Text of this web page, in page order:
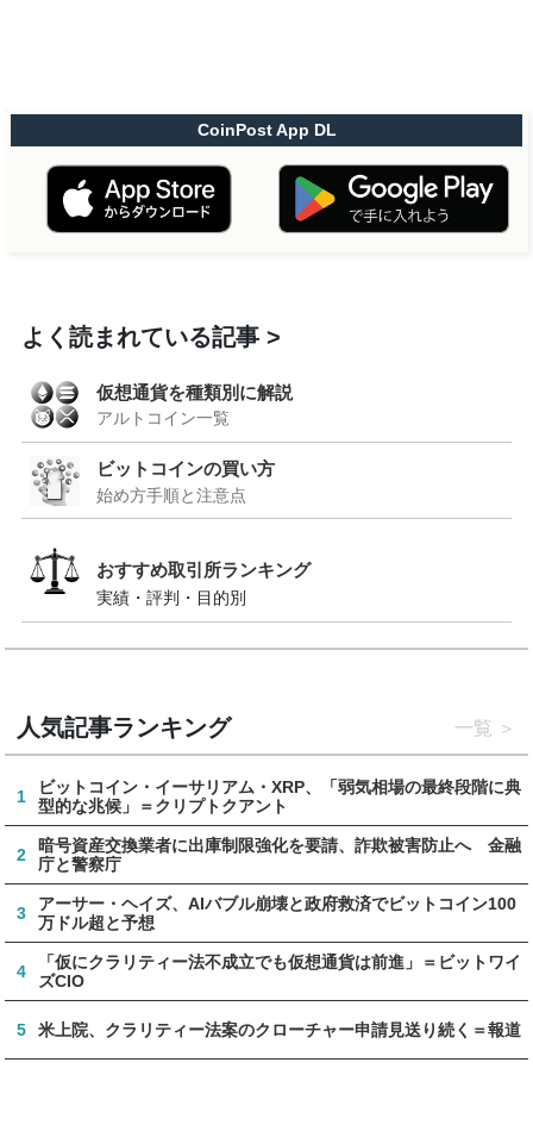
CoinPost App DL
よく読まれている記事
仮想通貨を種類別に解説
アルトコイン一覧
ビットコインの買い方
始め方手順と注意点
おすすめ取引所ランキング
実績・評判・目的別
人気記事ランキング 一覧
1
ビットコイン・イーサリアム・XRP、「弱気相場の最終段階に典
型的な兆候」＝クリプトクアント
2
暗号資産交換業者に出庫制限強化を要請、詐欺被害防止へ 金融
庁と警察庁
3
アーサー・ヘイズ、AIバブル崩壊と政府救済でビットコイン100
万ドル超と予想
4
「仮にクラリティー法不成立でも仮想通貨は前進」＝ビットワイ
ズCIO
5 米上院、クラリティー法案のクローチャー申請見送り続く＝報道